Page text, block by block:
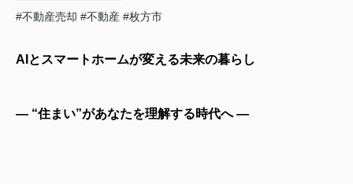
#不動産売却 #不動産 #枚方市
AIとスマートホームが変える未来の暮らし
― “住まい”があなたを理解する時代へ ―